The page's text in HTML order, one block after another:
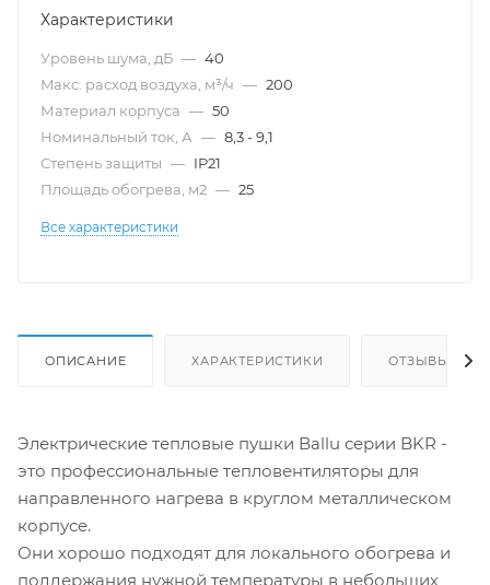
Характеристики
Уровень шума, дБ — 40
Maкс. расход воздуха, м³/ч — 200
Материал корпуса — 50
Номинальный ток, А — 8,3 - 9,1
Степень защиты — IP21
Площадь обогрева, м2 — 25
Все характеристики
ОПИСАНИЕ ХАРАКТЕРИСТИКИ ОТЗЫВЫ
Электрические тепловые пушки Ballu серии BKR -
это профессиональные тепловентиляторы для
направленного нагрева в круглом металлическом
корпусе.
Они хорошо подходят для локального обогрева и
поддержания нужной температуры в небольших